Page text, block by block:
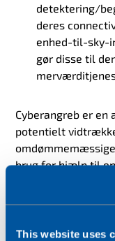
This website uses
detektering/
deres
enhed-til-sky-
gør disse til
Cyberangreb er
potentielt
brug for hjælp til
identitetsstyring
løsninger til at